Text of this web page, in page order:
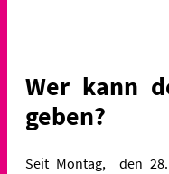
Wer kann
geben?
Seit Montag, den